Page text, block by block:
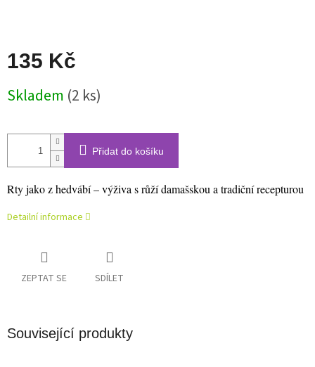
135 Kč
cena:
Skladem (2 ks)
Přidat do košíku
Rty jako z hedvábí – výživa s růží damašskou a tradiční recepturou
Detailní informace
ZEPTAT SE SDÍLET
Související produkty